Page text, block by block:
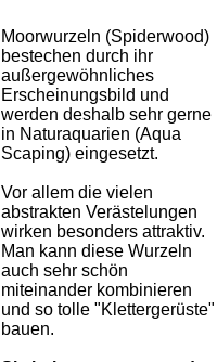
Moorwurzeln (Spiderwood)
bestechen durch ihr
außergewöhnliches
Erscheinungsbild und
werden deshalb sehr gerne
in Naturaquarien (Aqua
Scaping) eingesetzt.
Vor allem die vielen
abstrakten Verästelungen
wirken besonders attraktiv.
Man kann diese Wurzeln
auch sehr schön
miteinander kombinieren
und so tolle "Klettergerüste"
bauen.